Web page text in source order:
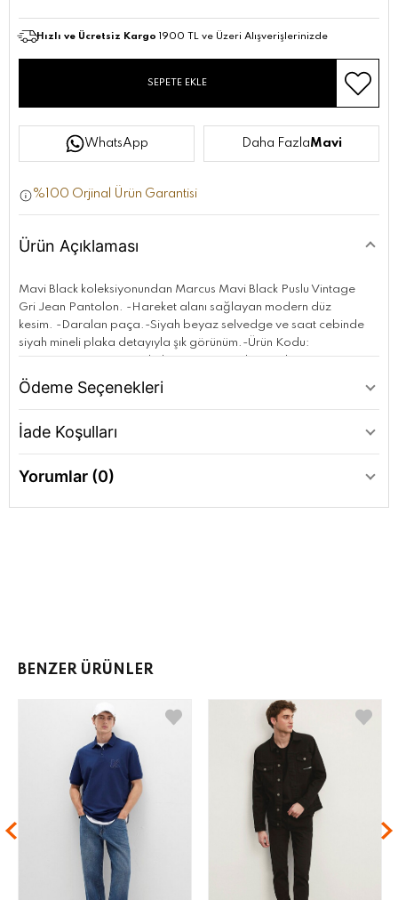
Hızlı ve Ücretsiz Kargo 1900 TL ve Üzeri Alışverişlerinizde
SEPETE EKLE
WhatsApp Daha FazlaMavi
%100 Orjinal Ürün Garantisi
Ürün Açıklaması
Mavi Black koleksiyonundan Marcus Mavi Black Puslu Vintage
Gri Jean Pantolon. -Hareket alanı sağlayan modern düz
kesim. -Daralan paça.-Siyah beyaz selvedge ve saat cebinde
siyah mineli plaka detayıyla şık görünüm.-Ürün Kodu:
Manken Ölçüleri-Jean: Bel: 31 Boy: 32 Üst: L-Boy: 189.5 cm Bel:
80 cm Göğüs: 98 cm Kalça: 98 cm-Menşei: Türkiye
Ödeme Seçenekleri
İade Koşulları
Yorumlar (0)
BENZER ÜRÜNLER